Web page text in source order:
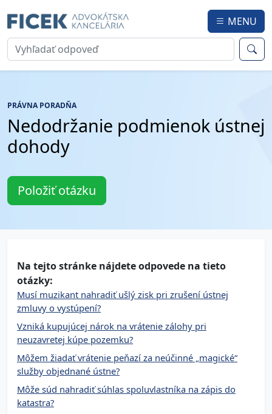
MENU
PRÁVNA PORADŇA
Nedodržanie podmienok ústnej
dohody
Položiť otázku
Na tejto stránke nájdete odpovede na tieto
otázky:
Musí muzikant nahradiť ušlý zisk pri zrušení ústnej
zmluvy o vystúpení?
Vzniká kupujúcej nárok na vrátenie zálohy pri
neuzavretej kúpe pozemku?
Môžem žiadať vrátenie peňazí za neúčinné „magické“
služby objednané ústne?
Môže súd nahradiť súhlas spoluvlastníka na zápis do
katastra?